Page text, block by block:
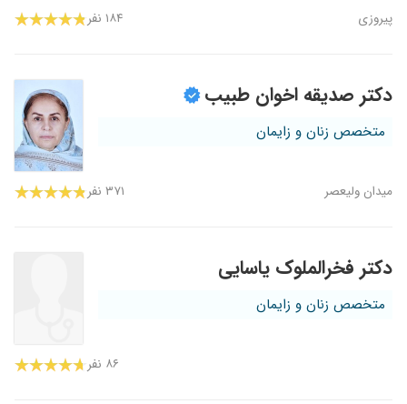
پیروزی ۱۸۴ نفر
دکتر صدیقه اخوان طبیب
متخصص زنان و زایمان
میدان ولیعصر ۳۷۱ نفر
دکتر فخرالملوک یاسایی
متخصص زنان و زایمان
۸۶ نفر